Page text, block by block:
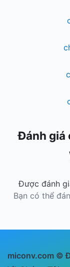
Đánh giá
Được đánh
Bạn có thể
miconv.com ©